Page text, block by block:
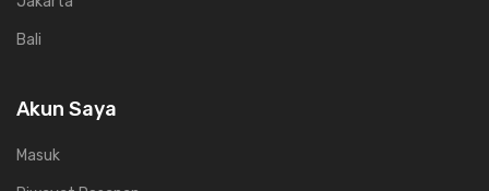
Bali
Akun Saya
Masuk